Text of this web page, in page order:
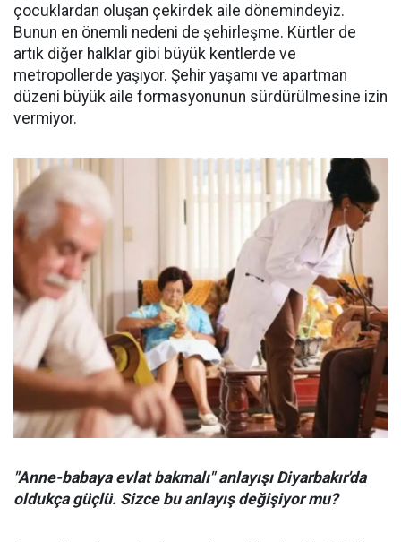
çocuklardan oluşan çekirdek aile dönemindeyiz.
Bunun en önemli nedeni de şehirleşme. Kürtler de
artık diğer halklar gibi büyük kentlerde ve
metropollerde yaşıyor. Şehir yaşamı ve apartman
düzeni büyük aile formasyonunun sürdürülmesine izin
vermiyor.
"Anne-babaya evlat bakmalı" anlayışı Diyarbakır'da
oldukça güçlü. Sizce bu anlayış değişiyor mu?